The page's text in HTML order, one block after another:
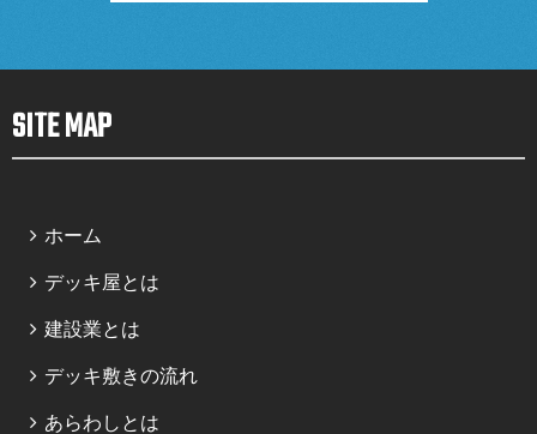
SITE MAP
ホーム
デッキ屋とは
建設業とは
デッキ敷きの流れ
あらわしとは